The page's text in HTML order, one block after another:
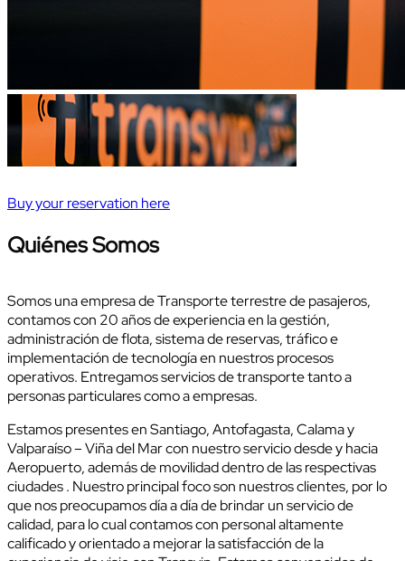
Buy your reservation here
Quiénes Somos
Somos una empresa de Transporte terrestre de pasajeros,
contamos con 20 años de experiencia en la gestión,
administración de flota, sistema de reservas, tráfico e
implementación de tecnología en nuestros procesos
operativos. Entregamos servicios de transporte tanto a
personas particulares como a empresas.
Estamos presentes en Santiago, Antofagasta, Calama y
Valparaíso – Viña del Mar con nuestro servicio desde y hacia
Aeropuerto, además de movilidad dentro de las respectivas
ciudades . Nuestro principal foco son nuestros clientes, por lo
que nos preocupamos día a día de brindar un servicio de
calidad, para lo cual contamos con personal altamente
calificado y orientado a mejorar la satisfacción de la